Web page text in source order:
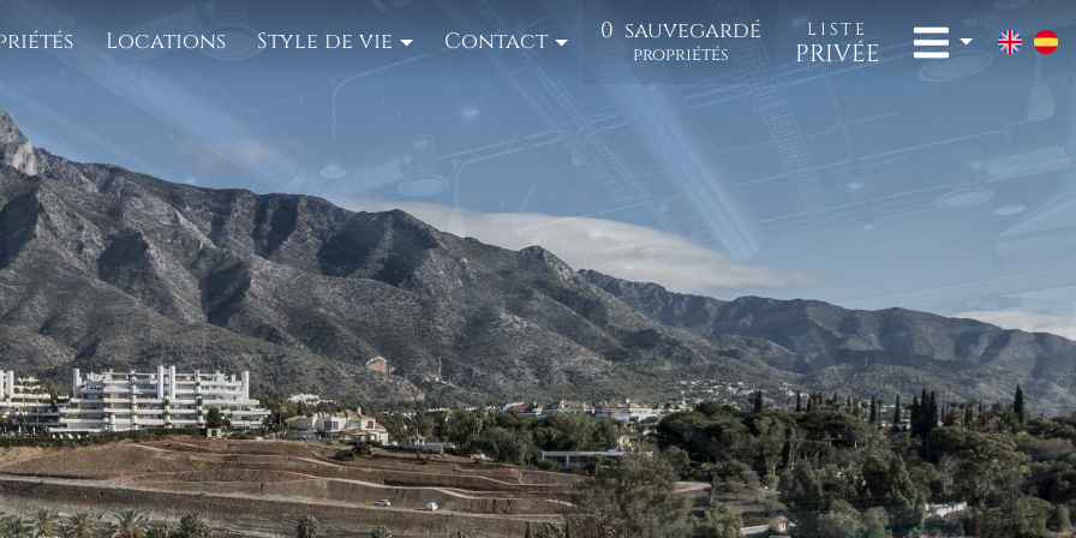
Locations Style de vie Contact 0 sauvegardé
propriétés
LISTE
PRIVÉE